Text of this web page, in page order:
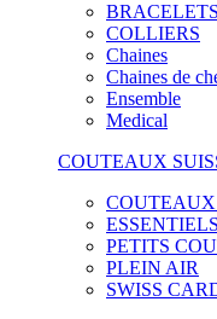
BRACELETS
COLLIERS
Chaines
Chaines de
Ensemble
Medical
COUTEAUX
ESSENTIELS
PETITS
PLEIN AIR
SWISS